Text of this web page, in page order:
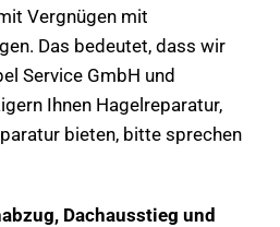
Vergnügen mit
Das bedeutet, dass wir
Service GmbH und
Ihnen Hagelreparatur,
bieten, bitte sprechen
Dachausstieg und